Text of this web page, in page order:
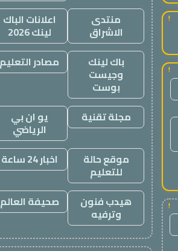
!
!
!
منتدى
الاشراق
اعلانات الباك
لينك 2026
باك لينك
وجيست
بوست
مصادر التعليم
مجلة تقنية يو ان بي
الرياضي
موقع حالة
للتعليم
اخبار 24 ساعة
هيدب فنون
وترفيه
صحيفة العالم